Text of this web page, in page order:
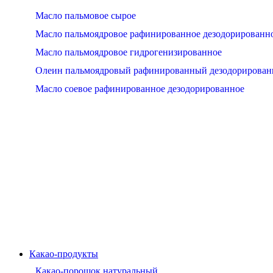
Масло пальмовое сырое
Масло пальмоядровое рафинированное
Масло пальмоядровое гидрогенизированное
Олеин пальмоядровый рафинированный
Масло соевое рафинированное дезодорированное
Какао-продукты
Какао-порошок натуральный